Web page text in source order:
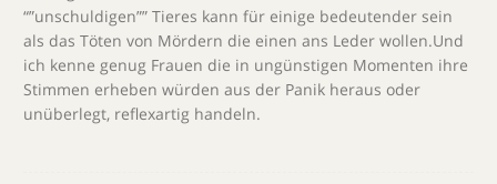
“”unschuldigen”” Tieres kann für einige bedeutender sein
als das Töten von Mördern die einen ans Leder wollen.Und
ich kenne genug Frauen die in ungünstigen Momenten ihre
Stimmen erheben würden aus der Panik heraus oder
unüberlegt, reflexartig handeln.